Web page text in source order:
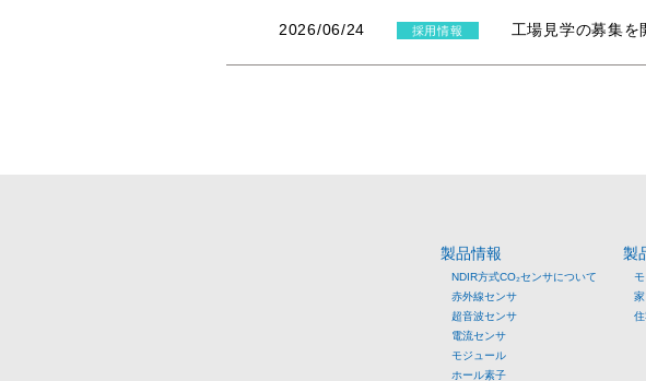
2026/06/24 採用情報 工場見学の募集を
製品情報
NDIR方式CO₂センサについて
赤外線センサ
超音波センサ
電流センサ
モジュール
ホール素子
製